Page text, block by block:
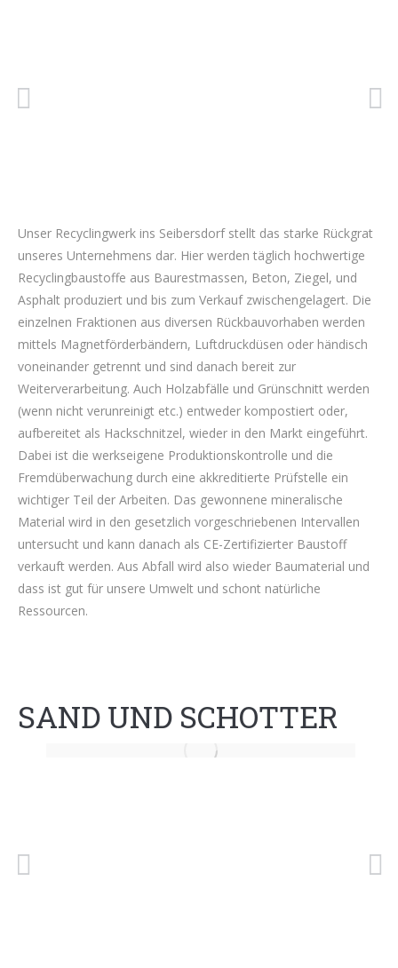
Unser Recyclingwerk ins Seibersdorf stellt das starke Rückgrat
unseres Unternehmens dar. Hier werden täglich hochwertige
Recyclingbaustoffe aus Baurestmassen, Beton, Ziegel, und
Asphalt produziert und bis zum Verkauf zwischengelagert. Die
einzelnen Fraktionen aus diversen Rückbauvorhaben werden
mittels Magnetförderbändern, Luftdruckdüsen oder händisch
voneinander getrennt und sind danach bereit zur
Weiterverarbeitung. Auch Holzabfälle und Grünschnitt werden
(wenn nicht verunreinigt etc.) entweder kompostiert oder,
aufbereitet als Hackschnitzel, wieder in den Markt eingeführt.
Dabei ist die werkseigene Produktionskontrolle und die
Fremdüberwachung durch eine akkreditierte Prüfstelle ein
wichtiger Teil der Arbeiten. Das gewonnene mineralische
Material wird in den gesetzlich vorgeschriebenen Intervallen
untersucht und kann danach als CE-Zertifizierter Baustoff
verkauft werden. Aus Abfall wird also wieder Baumaterial und
dass ist gut für unsere Umwelt und schont natürliche
Ressourcen.
SAND UND SCHOTTER